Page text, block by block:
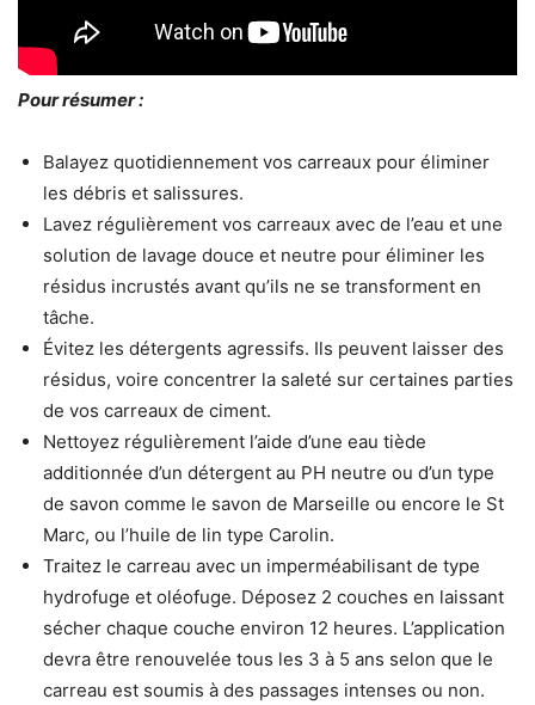
Pour résumer :
Balayez quotidiennement vos carreaux pour éliminer
les débris et salissures.
Lavez régulièrement vos carreaux avec de l’eau et une
solution de lavage douce et neutre pour éliminer les
résidus incrustés avant qu’ils ne se transforment en
tâche.
Évitez les détergents agressifs. Ils peuvent laisser des
résidus, voire concentrer la saleté sur certaines parties
de vos carreaux de ciment.
Nettoyez régulièrement l’aide d’une eau tiède
additionnée d’un détergent au PH neutre ou d’un type
de savon comme le savon de Marseille ou encore le St
Marc, ou l’huile de lin type Carolin.
Traitez le carreau avec un imperméabilisant de type
hydrofuge et oléofuge. Déposez 2 couches en laissant
sécher chaque couche environ 12 heures. L’application
devra être renouvelée tous les 3 à 5 ans selon que le
carreau est soumis à des passages intenses ou non.